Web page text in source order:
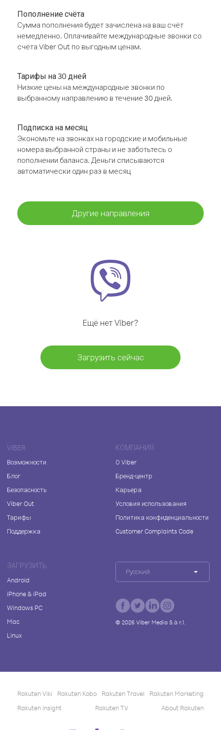
Пополнение счёта
Сумма пополнения будет зачислена на ваш счёт
немедленно. Оплачивайте международные звонки со
счёта Viber Out по выгодным ценам.
Тарифы на 30 дней
Низкие цены на международные звонки по
выбранному направлению в течение 30 дней.
Подписка на месяц
Экономьте на звонках на городские и мобильные
номера выбранной страны и не заботьтесь о
пополнении баланса. Деньги списываются
автоматически один раз в месяц
Другие направления
Ещё нет Viber?
Загрузить сейчас
VIBER
Возможности
Блог
Безопасность
Viber Out
Тарифы
Поддержка
КОМПАНИЯ
О Viber
Бренд-центр
Карьера
Условия использования
Политика конфиденциальности
Customer Complaints Code
ЗАГРУЗИТЬ
Android
iPhone & iPad
Windows PC
Mac
Linux
Русский
© 2026Viber Media S.à r.l.
Rakuten Viki Rakuten Kobo Rakuten Travel
Rakuten Marketing
Rakuten Insight
Rakuten TV About Rakuten